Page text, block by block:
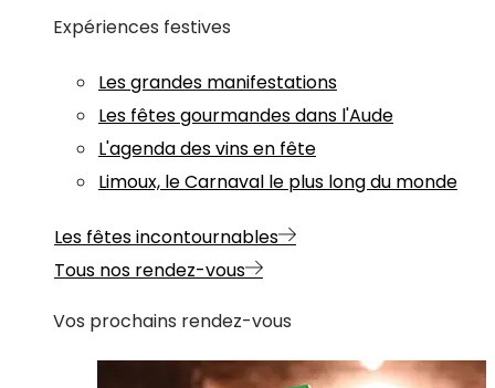
Expériences festives
Les grandes manifestations
Les fêtes gourmandes dans l'Aude
L'agenda des vins en fête
Limoux, le Carnaval le plus long du monde
Les fêtes incontournables
Tous nos rendez-vous
Vos prochains rendez-vous